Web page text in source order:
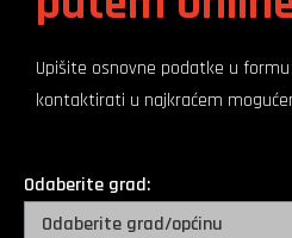
Upišite osnovne podatke u
kontaktirati u najkraćem
Odaberite grad: